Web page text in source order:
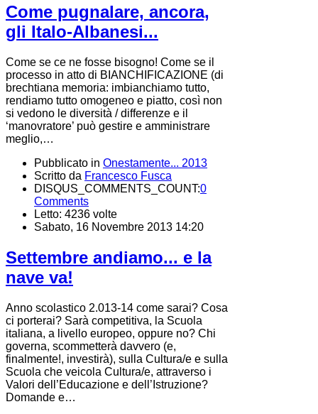
Come pugnalare, ancora,
gli Italo-Albanesi...
Come se ce ne fosse bisogno! Come se il
processo in atto di BIANCHIFICAZIONE (di
brechtiana memoria: imbianchiamo tutto,
rendiamo tutto omogeneo e piatto, così non
si vedono le diversità / differenze e il
‘manovratore’ può gestire e amministrare
meglio,…
Pubblicato in Onestamente... 2013
Scritto da Francesco Fusca
DISQUS_COMMENTS_COUNT:0
Comments
Letto: 4236 volte
Sabato, 16 Novembre 2013 14:20
Settembre andiamo... e la
nave va!
Anno scolastico 2.013-14 come sarai? Cosa
ci porterai? Sarà competitiva, la Scuola
italiana, a livello europeo, oppure no? Chi
governa, scommetterà davvero (e,
finalmente!, investirà), sulla Cultura/e e sulla
Scuola che veicola Cultura/e, attraverso i
Valori dell’Educazione e dell’Istruzione?
Domande e…